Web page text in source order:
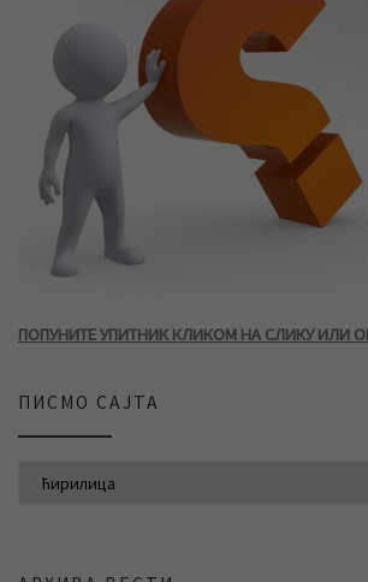
ПОПУНИТЕ УПИТНИК КЛИКОМ НА СЛИКУ ИЛИ
ПИСМО САЈТА